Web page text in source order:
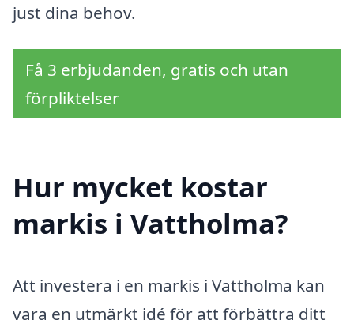
just dina behov.
Få 3 erbjudanden, gratis och utan
förpliktelser
Hur mycket kostar
markis i Vattholma?
Att investera i en markis i Vattholma kan
vara en utmärkt idé för att förbättra ditt